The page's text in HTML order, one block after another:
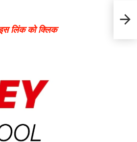
लिंक को क्लिक